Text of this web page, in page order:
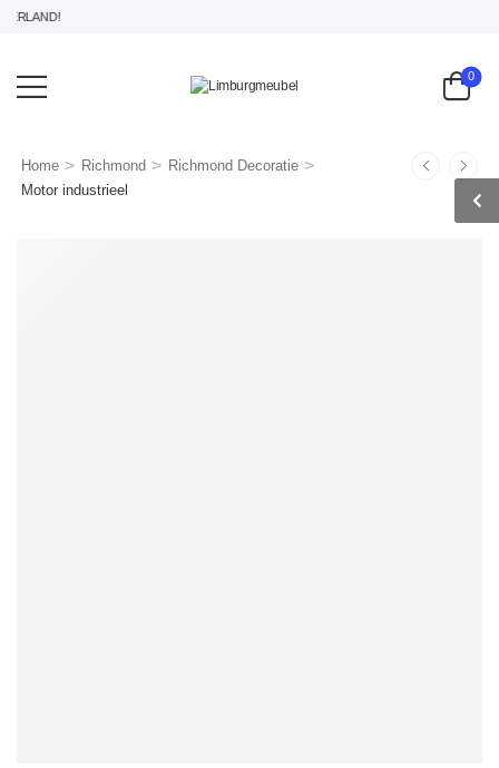
0
Home > Richmond > Richmond Decoratie >
Motor industrieel